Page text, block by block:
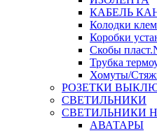
КАБЕЛЬ
Колодки
Коробки
Скобы
Трубка
Хомуты/
РОЗЕТКИ
СВЕТИЛЬНИКИ
СВЕТИЛЬНИКИ
АВАТАРЫ